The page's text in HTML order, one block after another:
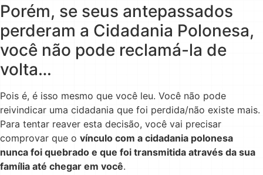
Porém, se seus antepassados
perderam a Cidadania Polonesa,
você não pode reclamá-la de
volta…
Pois é, é isso mesmo que você leu. Você não pode
reivindicar uma cidadania que foi perdida/não existe mais.
Para tentar reaver esta decisão, você vai precisar
comprovar que o vínculo com a cidadania polonesa
nunca foi quebrado e que foi transmitida através da sua
família até chegar em você.